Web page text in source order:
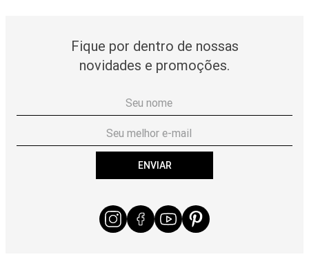
Fique por dentro de nossas
novidades e promoções.
ENVIAR